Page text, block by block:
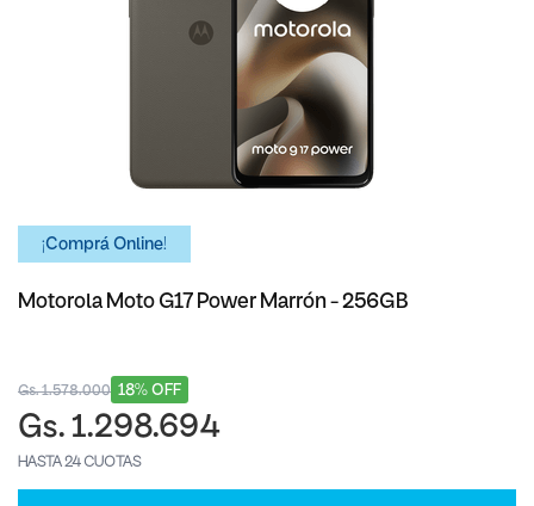
¡Comprá Online!
Motorola Moto G17 Power Marrón - 256GB
18% OFF
Gs. 1.578.000
Gs. 1.298.694
HASTA 24 CUOTAS